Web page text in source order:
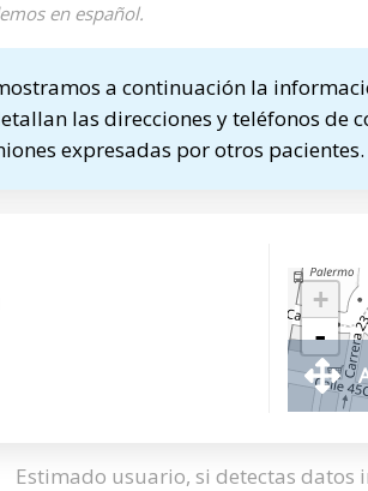
en español.
a continuación la
las direcciones y teléfonos de
expresadas por otros pacientes.
+
-
Estimado usuario, si detectas